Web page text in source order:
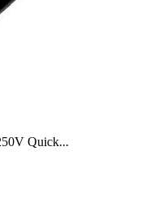
Quick...